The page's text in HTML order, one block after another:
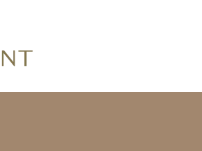
le sous-menu pour les